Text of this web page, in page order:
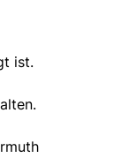
ist.